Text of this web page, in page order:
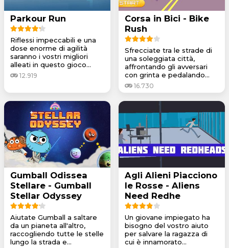
Parkour Run
Riflessi impeccabili e una
dose enorme di agilità
saranno i vostri migliori
alleati in questo gioco...
12.919
Corsa in Bici - Bike
Rush
Sfrecciate tra le strade di
una soleggiata città,
affrontando gli avversari
con grinta e pedalando...
16.730
Gumball Odissea
Stellare - Gumball
Stellar Odyssey
Aiutate Gumball a saltare
da un pianeta all'altro,
raccogliendo tutte le stelle
lungo la strada e...
Agli Alieni Piacciono
le Rosse - Aliens
Need Redhe
Un giovane impiegato ha
bisogno del vostro aiuto
per salvare la ragazza di
cui è innamorato...